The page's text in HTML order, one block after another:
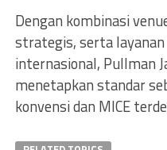
Dengan kombinasi
strategis, serta
internasional, Pullman
menetapkan standar
konvensi dan MICE